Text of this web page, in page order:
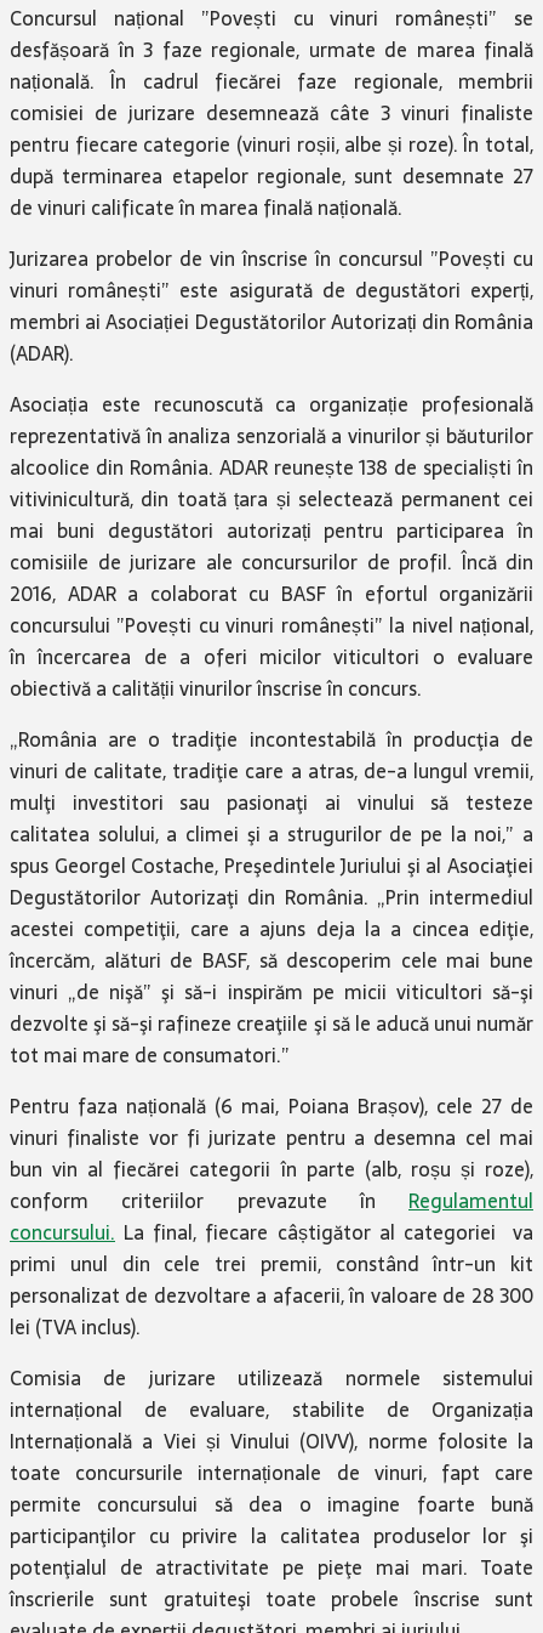
Concursul național ”Povești cu vinuri românești” se
desfășoară în 3 faze regionale, urmate de marea finală
națională. În cadrul fiecărei faze regionale, membrii
comisiei de jurizare desemnează câte 3 vinuri finaliste
pentru fiecare categorie (vinuri roșii, albe și roze). În total,
după terminarea etapelor regionale, sunt desemnate 27
de vinuri calificate în marea finală națională.
Jurizarea probelor de vin înscrise în concursul ”Povești cu
vinuri românești” este asigurată de degustători experți,
membri ai Asociației Degustătorilor Autorizați din România
(ADAR).
Asociația este recunoscută ca organizație profesională
reprezentativă în analiza senzorială a vinurilor și băuturilor
alcoolice din România. ADAR reunește 138 de specialiști în
vitivinicultură, din toată țara și selectează permanent cei
mai buni degustători autorizați pentru participarea în
comisiile de jurizare ale concursurilor de profil. Încă din
2016, ADAR a colaborat cu BASF în efortul organizării
concursului ”Povești cu vinuri românești” la nivel național,
în încercarea de a oferi micilor viticultori o evaluare
obiectivă a calității vinurilor înscrise în concurs.
„România are o tradiţie incontestabilă în producţia de
vinuri de calitate, tradiţie care a atras, de-a lungul vremii,
mulţi investitori sau pasionaţi ai vinului să testeze
calitatea solului, a climei şi a strugurilor de pe la noi,” a
spus Georgel Costache, Preşedintele Juriului şi al Asociaţiei
Degustătorilor Autorizaţi din România. „Prin intermediul
acestei competiţii, care a ajuns deja la a cincea ediţie,
încercăm, alături de BASF, să descoperim cele mai bune
vinuri „de nişă” şi să-i inspirăm pe micii viticultori să-şi
dezvolte şi să-şi rafineze creaţiile şi să le aducă unui număr
tot mai mare de consumatori.”
Pentru faza națională (6 mai, Poiana Brașov), cele 27 de
vinuri finaliste vor fi jurizate pentru a desemna cel mai
bun vin al fiecărei categorii în parte (alb, roșu și roze),
conform criteriilor prevazute în Regulamentul
concursului. La final, fiecare câștigător al categoriei va
primi unul din cele trei premii, constând într-un kit
personalizat de dezvoltare a afacerii, în valoare de 28 300
lei (TVA inclus).
Comisia de jurizare utilizează normele sistemului
internațional de evaluare, stabilite de Organizația
Internațională a Viei și Vinului (OIVV), norme folosite la
toate concursurile internaționale de vinuri, fapt care
permite concursului să dea o imagine foarte bună
participanţilor cu privire la calitatea produselor lor şi
potenţialul de atractivitate pe pieţe mai mari. Toate
înscrierile sunt gratuiteşi toate probele înscrise sunt